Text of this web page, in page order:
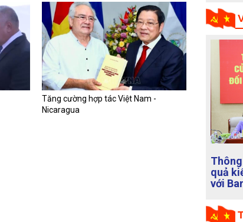
Tăng cường hợp tác Việt Nam -
Nicaragua
Thường
phòng,
chủ trì
Phú
luận,
một
Xét
phạm